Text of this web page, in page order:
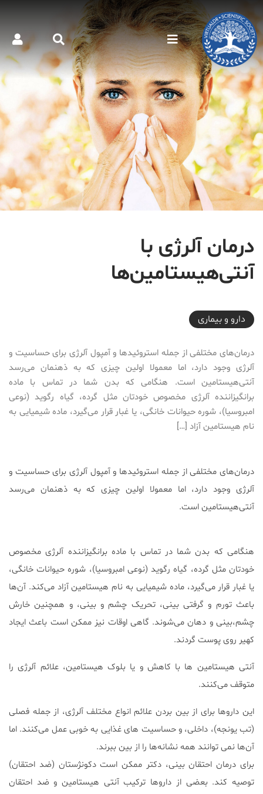
درمان آلرژی با
آنتی‌هیستامین‌ها
2017-05-19T23:59:13+04:30
دارو‌ و بیماری
درمان‌های مختلفی از جمله استروئید‌ها و آمپول آلرژی برای حساسیت و
آلرژی وجود دارد، اما معمولا اولین چیزی که به ذهنمان می‌رسد
آنتی‌هیستامین است. هنگامی که بدن شما در تماس با ماده
برانگیزاننده آلرژی مخصوص خودتان مثل گرده، گیاه رگوید (نوعی
امبروسیا)، شوره حیوانات خانگی، یا غبار قرار می‌گیرد، ماده شیمیایی به
نام هیستامین آزاد […]
درمان‌های مختلفی از جمله استروئید‌ها و آمپول آلرژی برای حساسیت و
آلرژی وجود دارد، اما معمولا اولین چیزی که به ذهنمان می‌رسد
آنتی‌هیستامین است.
هنگامی که بدن شما در تماس با ماده برانگیزاننده آلرژی مخصوص
خودتان مثل گرده، گیاه رگوید (نوعی امبروسیا)، شوره حیوانات خانگی،
یا غبار قرار می‌گیرد، ماده شیمیایی به نام هیستامین آزاد می‌کند. آن‌ها
باعث تورم و گرفتی بینی، تحریک چشم و بینی، و همچنین خارش
چشم،بینی و دهان می‌شوند. گاهی اوقات نیز ممکن است باعث ایجاد
کهیر روی پوست گردند.
آنتی هیستامین ها با کاهش و یا بلوک هیستامین، علائم آلرژی را
متوقف می‌کنند.
این داروها برای از بین بردن علائم انواع مختلف آلرژی، از جمله فصلی
(تب یونجه)، داخلی، و حساسیت های غذایی به خوبی عمل می‌کنند. اما
آن‌ها نمی توانند همه نشانه‌ها را از بین ببرند.
برای درمان احتقان بینی، دکتر ممکن است دکونژستان (ضد احتقان)
توصیه کند. بعضی از داروها ترکیب آنتی هیستامین و ضد احتقان